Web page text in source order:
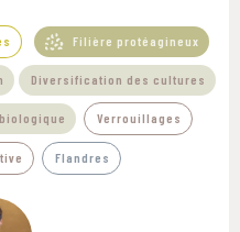
Filière protéagineux
Diversification des cultures
Verrouillages
Flandres